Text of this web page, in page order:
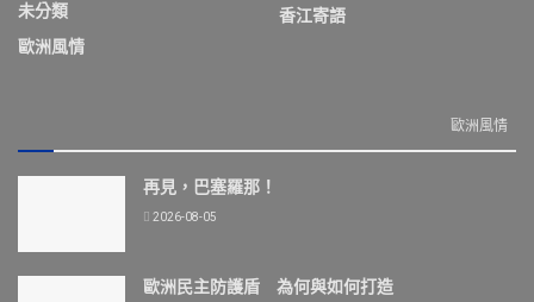
未分類
歐洲風情
香江寄語
歐洲風情
再見，巴塞羅那！
2026-08-05
歐洲民主防護盾 為何與如何打造